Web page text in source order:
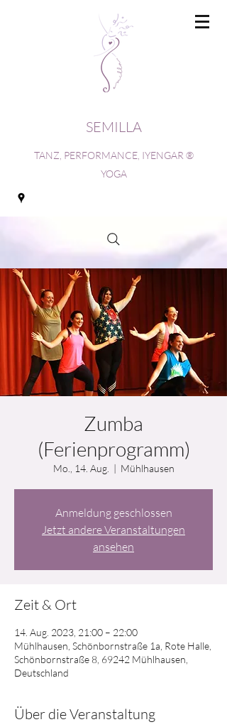
SEMILLA
TANZ, PERFORMANCE, IYENGAR ®
YOGA
Zumba
(Ferienprogramm)
Mo., 14. Aug.
  |
Mühlhausen
Anmeldung geschlossen
Jetzt andere Veranstaltungen
ansehen
Zeit & Ort
14. Aug. 2023, 21:00 – 22:00
Mühlhausen, Schönbornstraße 1a, Rote Halle,
Schönbornstraße 8, 69242 Mühlhausen,
Deutschland
Über die Veranstaltung